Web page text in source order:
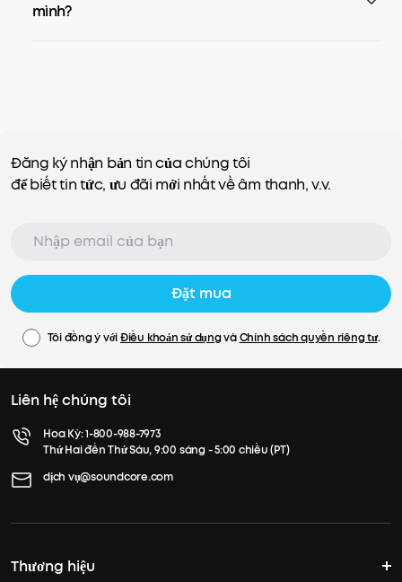
mình?
Đăng ký nhận bản tin của chúng tôi
để biết tin tức, ưu đãi mới nhất về âm thanh, v.v.
Đặt mua
Tôi đồng ý vớiĐiều khoản sử dụngvàChính sách quyền riêng tư.
Liên hệ chúng tôi
Hoa Kỳ:1-800-988-7973
Thứ Hai đến Thứ Sáu, 9:00 sáng - 5:00 chiều (PT)
dịch vụ@soundcore.com
Thương hiệu